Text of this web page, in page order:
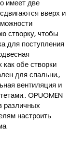
имеет две
вверх и
створку, чтобы
для поступления
как обе створки
для спальни.,
вентиляция и
OPUOMEN
различных
настроить